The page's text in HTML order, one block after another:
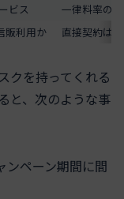
ビス
一律料率の
販利用か 直接契約は
クを持ってくれる
と、次のような事
ンペーン期間に間